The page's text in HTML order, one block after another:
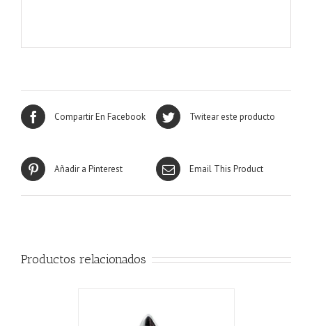
Compartir En Facebook Twitear este producto
Añadir a Pinterest Email This Product
Productos relacionados